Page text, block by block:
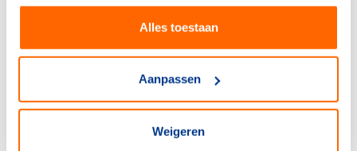
Alles toestaan
Aanpassen
Weigeren
conditioning, voedingsbegeleiding en topsportleefstijl
coaching dicht bij elkaar.
topsport- en opleidingsprogramma’s. Daartoe behoren
olympische en paralympische sporten, maar ook niet-
olympische sporten. In totaal maken meer dan duizend
topsporters en talentvolle sporters van ongeveer 30